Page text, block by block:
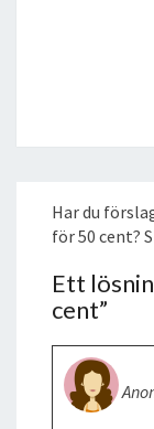
Har du
för 50 cent?
Ett
cent”